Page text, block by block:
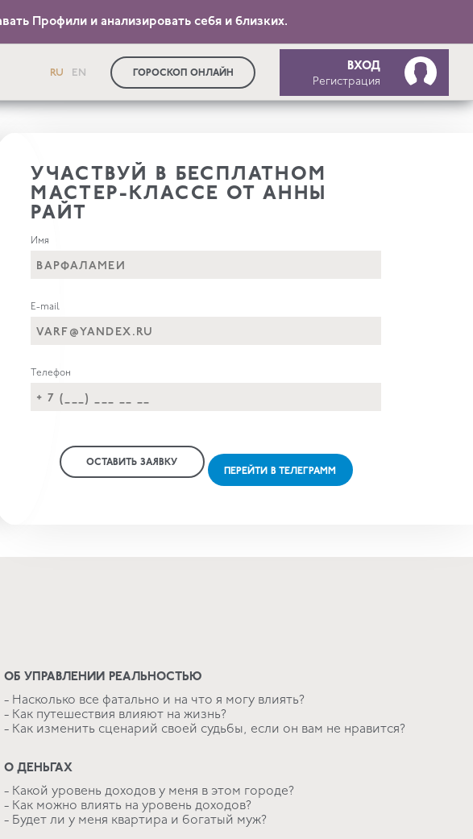
RU EN ГОРОСКОП ОНЛАЙН
ВХОД
Регистрация
Профили и анализировать себя и близких.
УЧАСТВУЙ В БЕСПЛАТНОМ
МАСТЕР-КЛАССЕ ОТ АННЫ
РАЙТ
Имя
E-mail
Телефон
ОСТАВИТЬ ЗАЯВКУ
ПЕРЕЙТИ В ТЕЛЕГРАММ
ОБ УПРАВЛЕНИИ РЕАЛЬНОСТЬЮ
- Насколько все фатально и на что я могу влиять?
- Как путешествия влияют на жизнь?
- Как изменить сценарий своей судьбы, если он вам не нравится?
О ДЕНЬГАХ
- Какой уровень доходов у меня в этом городе?
- Как можно влиять на уровень доходов?
- Будет ли у меня квартира и богатый муж?